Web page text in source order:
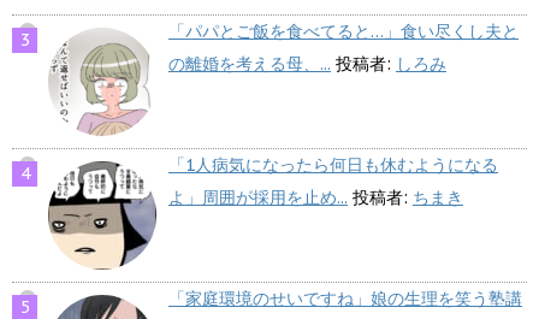
「パパとご飯を食べてると…」食い尽くし夫と
の離婚を考える母、... 投稿者: しろみ
「1人病気になったら何日も休むようになる
よ」周囲が採用を止め... 投稿者: ちまき
「家庭環境のせいですね」娘の生理を笑う塾講